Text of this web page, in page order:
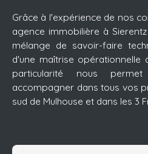
Grâce à l'expérience de nos
agence immobilière à
mélange de savoir-faire
d'une maîtrise opérationnelle
particularité nous
accompagner dans tous vos
sud de Mulhouse et dans les 3